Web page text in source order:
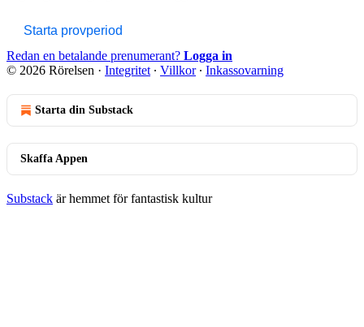
Starta provperiod
Redan en betalande prenumerant? Logga in
© 2026 Rörelsen · Integritet ∙ Villkor∙ Inkassovarning
Starta din Substack
Skaffa Appen
Substack är hemmet för fantastisk kultur